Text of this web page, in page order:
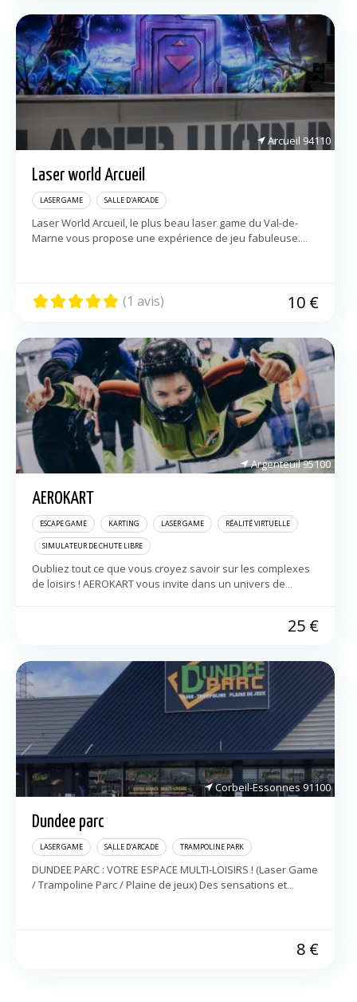
Arcueil 94110
Laser world Arcueil
LASER GAME SALLE D'ARCADE
Laser World Arcueil, le plus beau laser game du Val-de-
Marne vous propose une expérience de jeu fabuleuse.
(1 avis) 10 €
Argenteuil95100
AEROKART
ESCAPE GAME KARTING LASER GAME RÉALITÉ VIRTUELLE
SIMULATEUR DE CHUTE LIBRE
Oubliez tout ce que vous croyez savoir sur les complexes
de loisirs ! AEROKART vous invite dans un univers de
25 €
Corbeil-Essonnes91100
Dundee parc
LASER GAME SALLE D'ARCADE TRAMPOLINE PARK
DUNDEE PARC : VOTRE ESPACE MULTI-LOISIRS ! (Laser Game
/ Trampoline Parc / Plaine de jeux) Des sensations et
8 €